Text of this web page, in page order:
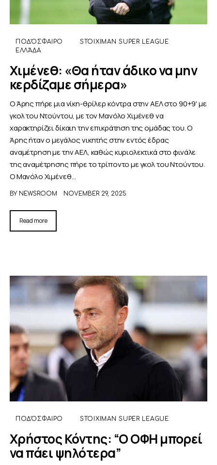
ΠΟΔΌΣΦΑΙΡΟ
STOIXIMAN SUPER LEAGUE
ΕΛΛΆΔΑ
Χιμένεθ: «Θα ήταν άδικο να μην
κερδίζαμε σήμερα»
Ο Άρης πήρε μια νίκη-θρίλερ κόντρα στην ΑΕΛ στο 90+9' με
γκολ του Ντούντου, με τον Μανόλο Χιμένεθ να
χαρακτηρίζει δίκαιη την επικράτηση της ομάδας του. Ο
Άρης ήταν ο μεγάλος νικητής στην εντός έδρας
αναμέτρηση με την ΑΕΛ, καθώς κυριολεκτικά στο φινάλε
της αναμέτρησης πήρε το τρίποντο με γκολ του Ντούντου.
Ο Μανόλο Χιμένεθ…
BY NEWSROOM NOVEMBER 29, 2025
Read more
ΠΟΔΌΣΦΑΙΡΟ STOIXIMAN SUPER LEAGUE
Χρήστος Κόντης: “Ο ΟΦΗ μπορεί
να πάει ψηλότερα”